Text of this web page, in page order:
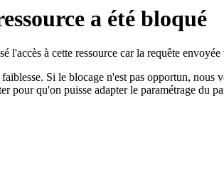
a été bloqué
à cette ressource car la requête envoyée
Si le blocage n'est pas opportun, nous
pour qu'on puisse adapter le paramétrage du